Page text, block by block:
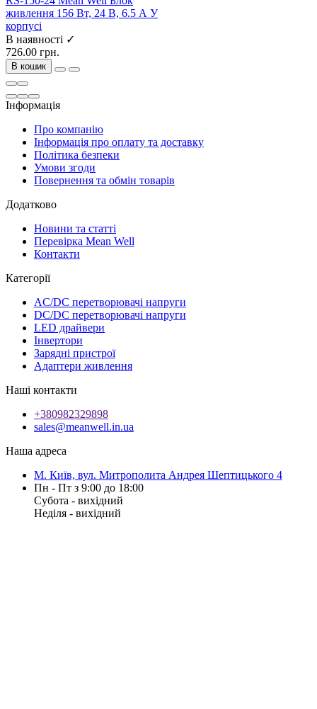
живлення 156 Вт, 24 В, 6.5 А У
корпусі
В наявності ✓
726.00 грн.
В кошик
Інформація
Про компанію
Інформація про оплату та доставку
Політика безпеки
Умови згоди
Повернення та обмін товарів
Додатково
Новини та статті
Перевірка Mean Well
Контакти
Категорії
AC/DC перетворювачі напруги
DC/DC перетворювачі напруги
LED драйвери
Інвертори
Зарядні пристрої
Адаптери живлення
Наші контакти
+380982329898
sales@meanwell.in.ua
Наша адреса
М. Київ, вул. Митрополита Андрея Шептицького 4
Пн - Пт з 9:00 до 18:00
Субота - вихідний
Неділя - вихідний